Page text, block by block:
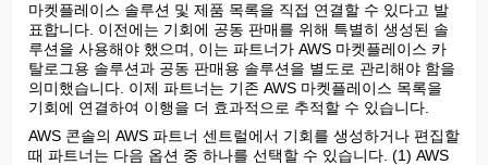
마켓플레이스 솔루션 및 제품 목록을 직접 연결할 수 있다고 발
표합니다. 이전에는 기회에 공동 판매를 위해 특별히 생성된 솔
루션을 사용해야 했으며, 이는 파트너가 AWS 마켓플레이스 카
탈로그용 솔루션과 공동 판매용 솔루션을 별도로 관리해야 함을
의미했습니다. 이제 파트너는 기존 AWS 마켓플레이스 목록을
기회에 연결하여 이행을 더 효과적으로 추적할 수 있습니다.
AWS 콘솔의 AWS 파트너 센트럴에서 기회를 생성하거나 편집할
때 파트너는 다음 옵션 중 하나를 선택할 수 있습니다. (1) AWS